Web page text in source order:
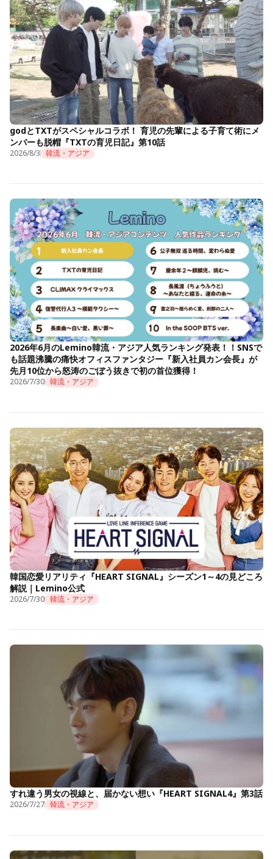
godとTXTがスペシャルコラボ！ 育児の先輩による子育て術にメ
ンバーも脱帽『TXTの育児日記』第10話
2026/8/3 韓流・アジア
2026年6月のLemino韓流・アジア人気ランキング発表！！SNSで
も話題沸騰の痛快オフィスファンタジー『新入社員カン会長』が
先月10位から怒涛のごぼう抜きで初の首位獲得！
2026/7/30 韓流・アジア
韓国恋愛リアリティ『HEART SIGNAL』シーズン1～4の見どころ
解説｜Lemino公式
2026/7/30 韓流・アジア
すれ違う男女の視線と、届かない想い『HEART SIGNAL4』第3話
2026/7/27 韓流・アジア